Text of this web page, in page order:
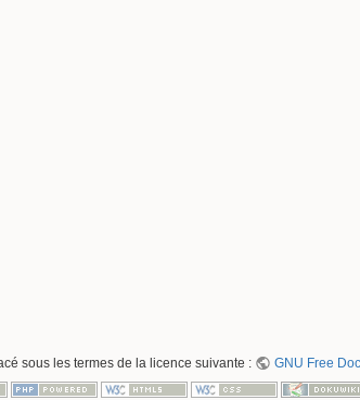
sous les termes de la licence suivante : GNU Free